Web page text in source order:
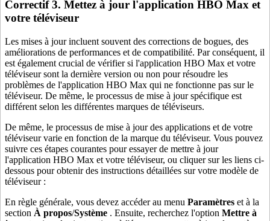
Correctif 3. Mettez à jour l'application HBO Max et
votre téléviseur
Les mises à jour incluent souvent des corrections de bogues, des
améliorations de performances et de compatibilité. Par conséquent, il
est également crucial de vérifier si l'application HBO Max et votre
téléviseur sont la dernière version ou non pour résoudre les
problèmes de l'application HBO Max qui ne fonctionne pas sur le
téléviseur. De même, le processus de mise à jour spécifique est
différent selon les différentes marques de téléviseurs.
De même, le processus de mise à jour des applications et de votre
téléviseur varie en fonction de la marque du téléviseur. Vous pouvez
suivre ces étapes courantes pour essayer de mettre à jour
l'application HBO Max et votre téléviseur, ou cliquer sur les liens ci-
dessous pour obtenir des instructions détaillées sur votre modèle de
téléviseur :
En règle générale, vous devez accéder au menu Paramètres et à la
section À propos/Système . Ensuite, recherchez l'option Mettre à